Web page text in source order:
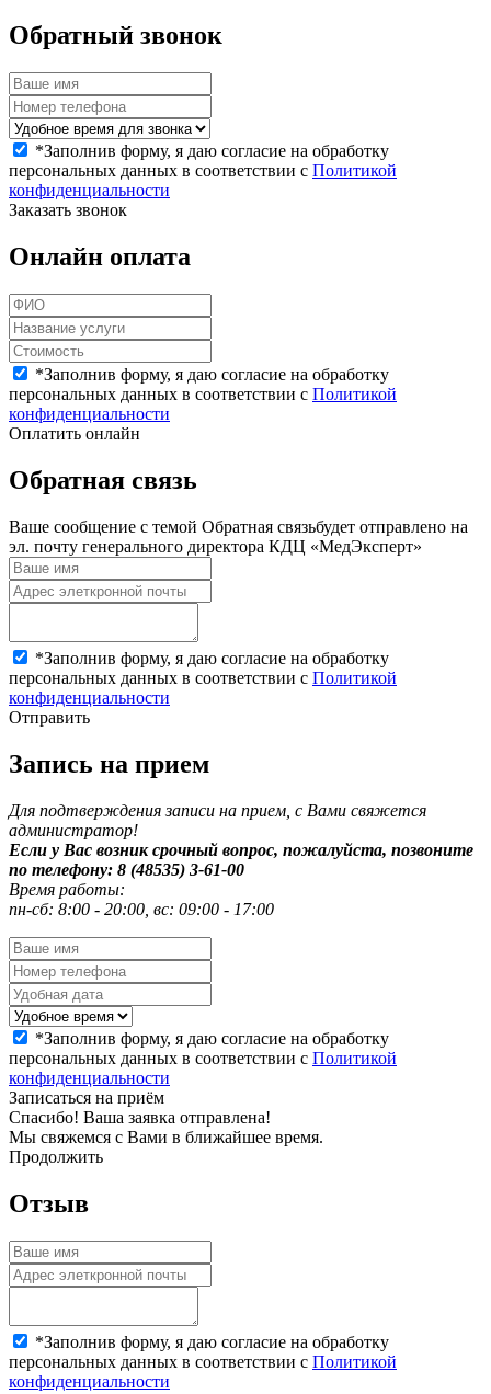
Обратный звонок
*Заполнив форму, я даю согласие на обработку
персональных данных в соответствии с Политикой
конфиденциальности
Заказать звонок
Онлайн оплата
*Заполнив форму, я даю согласие на обработку
персональных данных в соответствии с Политикой
конфиденциальности
Оплатить онлайн
Обратная связь
Ваше сообщение с темой Обратная связьбудет отправлено на
эл. почту генерального директора КДЦ «МедЭксперт»
*Заполнив форму, я даю согласие на обработку
персональных данных в соответствии с Политикой
конфиденциальности
Отправить
Запись на прием
Для подтверждения записи на прием, с Вами свяжется
администратор!
Если у Вас возник срочный вопрос, пожалуйста, позвоните
по телефону: 8 (48535) 3-61-00
Время работы:
пн-сб: 8:00 - 20:00, вс: 09:00 - 17:00
*Заполнив форму, я даю согласие на обработку
персональных данных в соответствии с Политикой
конфиденциальности
Записаться на приём
Спасибо! Ваша заявка отправлена!
Мы свяжемся с Вами в ближайшее время.
Продолжить
Отзыв
*Заполнив форму, я даю согласие на обработку
персональных данных в соответствии с Политикой
конфиденциальности